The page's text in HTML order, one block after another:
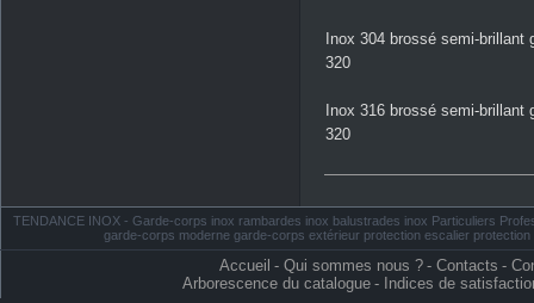
Inox 304 brossé semi-brillant
320
Inox 316 brossé semi-brillant
320
TENDANCE INOX - Garde-corps inox rambardes inox balustrades inox Particuliers
garde-corps moderne garde-corps extérieur protection escalier
Accueil - Qui sommes nous ? - Contacts -
Arborescence du catalogue - Indices de